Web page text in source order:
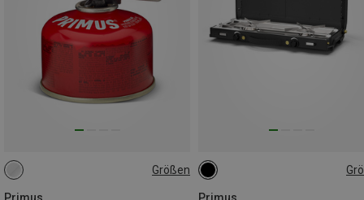
Größen
ONE SIZE ONE SIZE